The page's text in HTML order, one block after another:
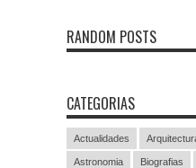
RANDOM POSTS
CATEGORIAS
Actualidades
Astronomia Biografias